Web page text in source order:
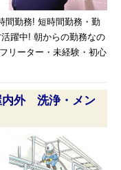
間勤務! 短時間勤務・勤
躍中! 朝からの勤務なの
リーター・未経験・初心
内外 洗浄・メン